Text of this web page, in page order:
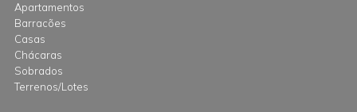
Apartamentos
Barracões
Casas
Chácaras
Sobrados
Terrenos/Lotes